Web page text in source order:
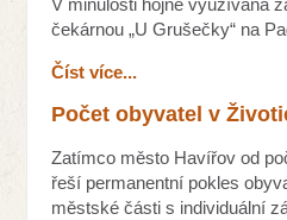
V minulosti hojně využívaná
čekárnou „U Grušečky“ na
Číst více...
Počet obyvatel v
Zatímco město Havířov od
řeší permanentní pokles
městské části s individuální